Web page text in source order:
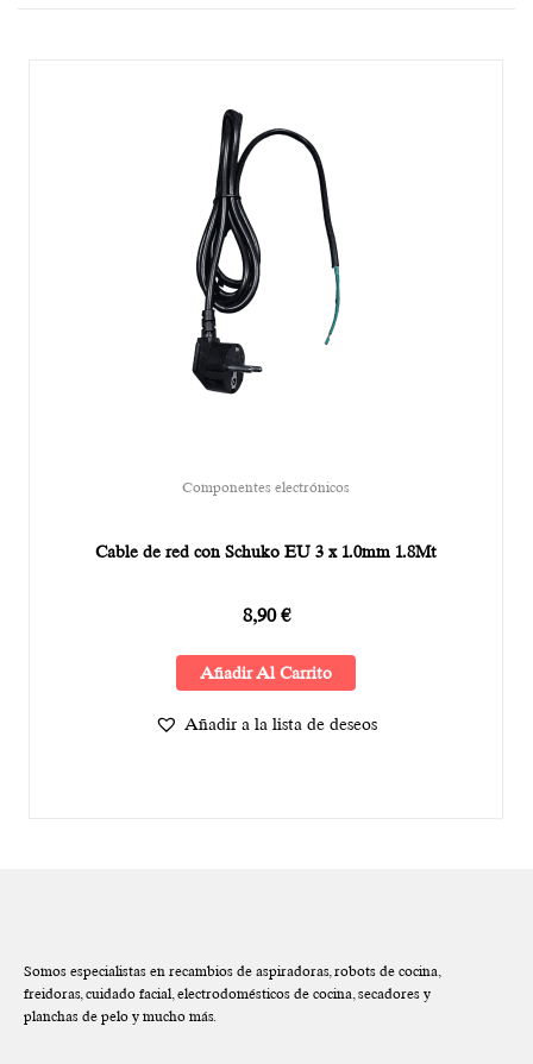
Componentes electrónicos
Cable de red con Schuko EU 3 x 1.0mm 1.8Mt
8,90€
Añadir Al Carrito
Añadir a la lista de deseos
Somos especialistas en recambios de aspiradoras, robots de cocina,
freidoras, cuidado facial, electrodomésticos de cocina, secadores y
planchas de pelo y mucho más.